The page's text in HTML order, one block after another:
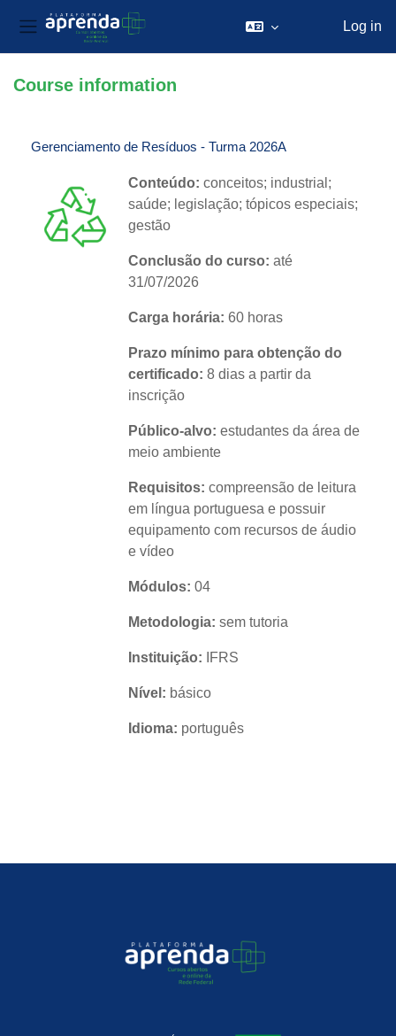
Side panel
Log in
Course information
Gerenciamento de Resíduos - Turma 2026A
Conteúdo: conceitos; industrial;
saúde; legislação; tópicos especiais;
gestão
Conclusão do curso: até
31/07/2026
Carga horária: 60 horas
Prazo mínimo para obtenção do
certificado: 8 dias a partir da
inscrição
Público-alvo: estudantes da área de
meio ambiente
Requisitos: compreensão de leitura
em língua portuguesa e possuir
equipamento com recursos de áudio
e vídeo
Módulos: 04
Metodologia: sem tutoria
Instituição: IFRS
Nível: básico
Idioma: português